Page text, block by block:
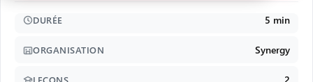
DURÉE 5 min
ORGANISATION Synergy
LEÇONS